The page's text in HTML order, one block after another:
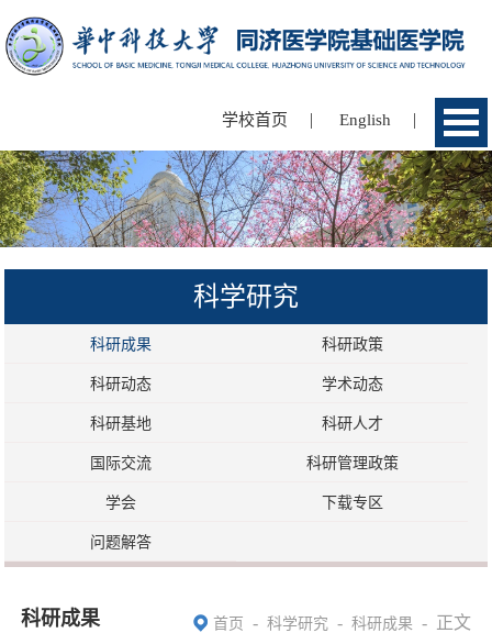
学校首页 | English |
科学研究
科研成果 科研政策
科研动态 学术动态
科研基地 科研人才
国际交流 科研管理政策
学会 下载专区
问题解答
科研成果 首页 - 科学研究 - 科研成果 - 正文